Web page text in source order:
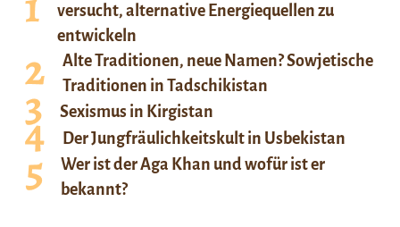
versucht, alternative Energiequellen zu
entwickeln
Alte Traditionen, neue Namen? Sowjetische
Traditionen in Tadschikistan
Sexismus in Kirgistan
Der Jungfräulichkeitskult in Usbekistan
Wer ist der Aga Khan und wofür ist er
bekannt?